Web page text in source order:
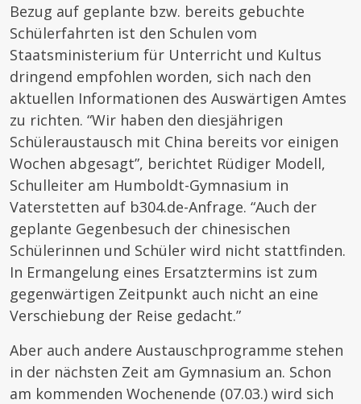
Bezug auf geplante bzw. bereits gebuchte
Schülerfahrten ist den Schulen vom
Staatsministerium für Unterricht und Kultus
dringend empfohlen worden, sich nach den
aktuellen Informationen des Auswärtigen Amtes
zu richten. “Wir haben den diesjährigen
Schüleraustausch mit China bereits vor einigen
Wochen abgesagt”, berichtet Rüdiger Modell,
Schulleiter am Humboldt-Gymnasium in
Vaterstetten auf b304.de-Anfrage. “Auch der
geplante Gegenbesuch der chinesischen
Schülerinnen und Schüler wird nicht stattfinden.
In Ermangelung eines Ersatztermins ist zum
gegenwärtigen Zeitpunkt auch nicht an eine
Verschiebung der Reise gedacht.”
Aber auch andere Austauschprogramme stehen
in der nächsten Zeit am Gymnasium an. Schon
am kommenden Wochenende (07.03.) wird sich